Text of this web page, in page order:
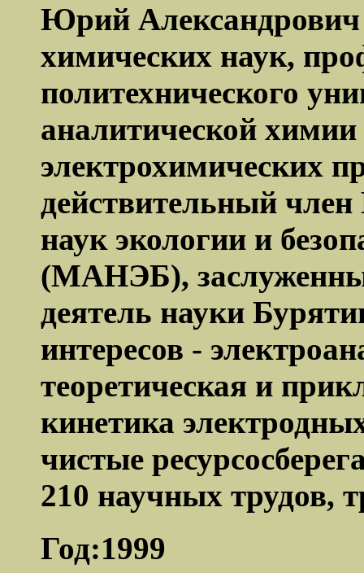
Юрий Александрович
химических наук,
политехнического
аналитической химии
электрохимических
действительный
наук экологии и
(МАНЭБ),
деятель науки
интересов -
теоретическая и
кинетика
чистые
210 научных трудов,
Год:1999